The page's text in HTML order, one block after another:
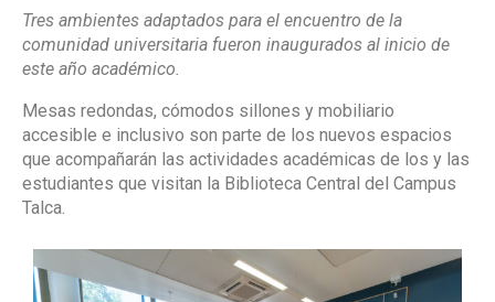
Tres ambientes adaptados para el encuentro de la
comunidad universitaria fueron inaugurados al inicio de
este año académico.
Mesas redondas, cómodos sillones y mobiliario
accesible e inclusivo son parte de los nuevos espacios
que acompañarán las actividades académicas de los y las
estudiantes que visitan la Biblioteca Central del Campus
Talca.